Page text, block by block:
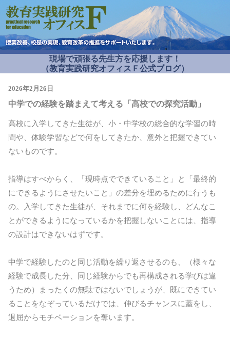
現場で頑張る先生方を応援します！
（教育実践研究オフィスＦ公式ブログ）
2026年2月26日
中学での経験を踏まえて考える「高校での探究活動」
高校に入学してきた生徒が、小・中学校の総合的な学習の時
間や、体験学習などで何をしてきたか、意外と把握できてい
ないものです。
指導はすべからく、「現時点でできていること」と「最終的
にできるようにさせたいこと」の差分を埋めるために行うも
の。入学してきた生徒が、それまでに何を経験し、どんなこ
とができるようになっているかを把握しないことには、指導
の設計はできないはずです。
中学で経験したのと同じ活動を繰り返させるのも、（様々な
経験で成長した分、同じ経験からでも再構成される学びは違
うため）まったくの無駄ではないでしょうが、既にできてい
ることをなぞっているだけでは、伸びるチャンスに蓋をし、
退屈からモチベーションを奪います。